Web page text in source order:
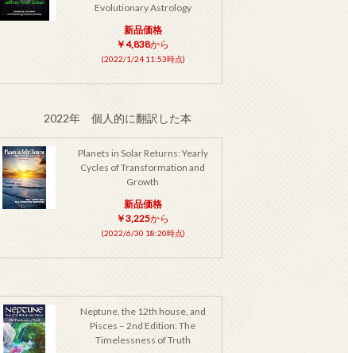
Evolutionary Astrology
新品価格
￥4,838から
(2022/1/24 11:53時点)
2022年 個人的に翻訳した本
Planets in Solar Returns: Yearly
Cycles of Transformation and
Growth
新品価格
￥3,225から
(2022/6/30 18:20時点)
Neptune, the 12th house, and
Pisces – 2nd Edition: The
Timelessness of Truth